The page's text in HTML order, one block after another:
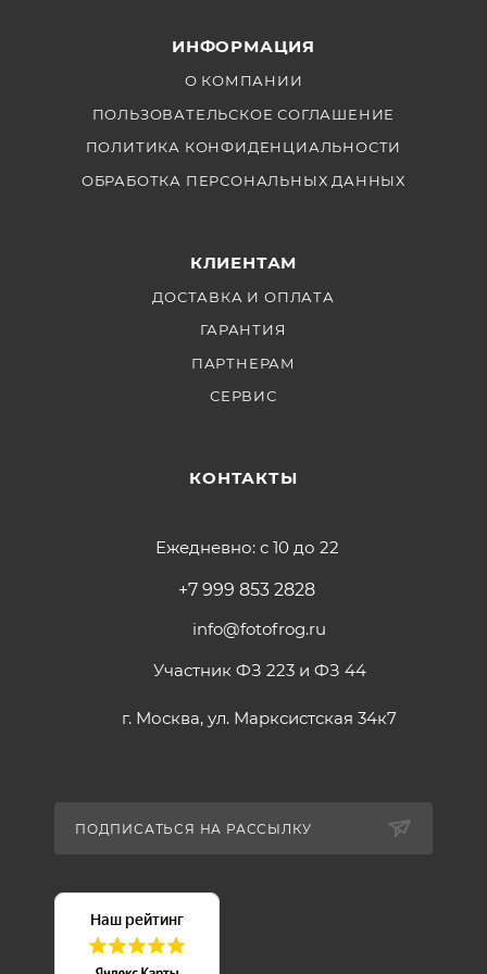
ИНФОРМАЦИЯ
О КОМПАНИИ
ПОЛЬЗОВАТЕЛЬСКОЕ СОГЛАШЕНИЕ
ПОЛИТИКА КОНФИДЕНЦИАЛЬНОСТИ
ОБРАБОТКА ПЕРСОНАЛЬНЫХ ДАННЫХ
КЛИЕНТАМ
ДОСТАВКА И ОПЛАТА
ГАРАНТИЯ
ПАРТНЕРАМ
СЕРВИС
КОНТАКТЫ
Ежедневно: с 10 до 22
+7 999 853 2828
info@fotofrog.ru
Участник ФЗ 223 и ФЗ 44
г. Москва, ул. Марксистская 34к7
ПОДПИСАТЬСЯ НА РАССЫЛКУ